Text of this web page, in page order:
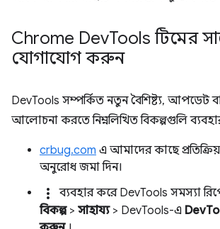
Chrome DevTools টিমের
যোগাযোগ করুন
DevTools সম্পর্কিত নতুন বৈশিষ্ট্য, আপডেট
আলোচনা করতে নিম্নলিখিত বিকল্পগুলি
crbug.com এ আমাদের কাছে
অনুরোধ জমা দিন।
more_vert ব্যবহার করে DevTools সমস্যা
বিকল্প> সাহায্য> DevTools-এ